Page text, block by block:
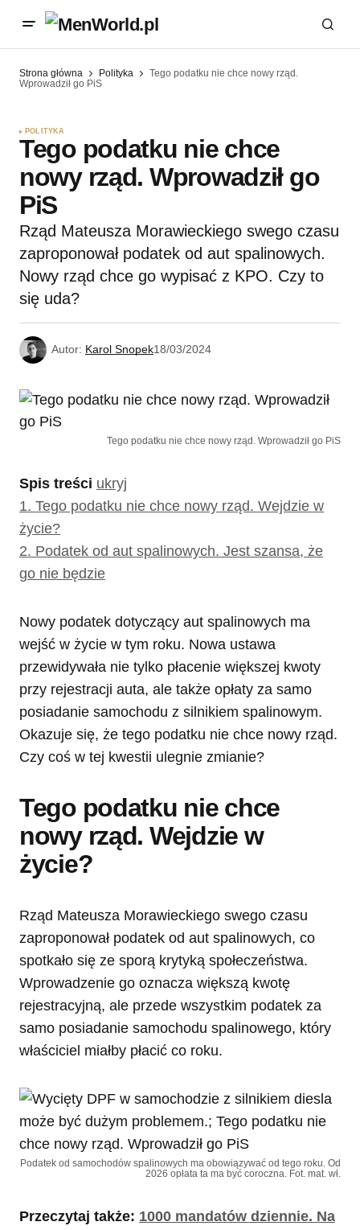
Strona główna Polityka
Tego podatku nie chce nowy rząd.
Wprowadził go PiS
POLITYKA
Tego podatku nie chce
nowy rząd. Wprowadził go
PiS
Rząd Mateusza Morawieckiego swego czasu
zaproponował podatek od aut spalinowych.
Nowy rząd chce go wypisać z KPO. Czy to
się uda?
Autor: Karol Snopek18/03/2024
Tego podatku nie chce nowy rząd. Wprowadził go PiS
Spis treści ukryj
1. Tego podatku nie chce nowy rząd. Wejdzie w
życie?
2. Podatek od aut spalinowych. Jest szansa, że
go nie będzie
Nowy podatek dotyczący aut spalinowych ma
wejść w życie w tym roku. Nowa ustawa
przewidywała nie tylko płacenie większej kwoty
przy rejestracji auta, ale także opłaty za samo
posiadanie samochodu z silnikiem spalinowym.
Okazuje się, że tego podatku nie chce nowy rząd.
Czy coś w tej kwestii ulegnie zmianie?
Tego podatku nie chce
nowy rząd. Wejdzie w
życie?
Rząd Mateusza Morawieckiego swego czasu
zaproponował podatek od aut spalinowych, co
spotkało się ze sporą krytyką społeczeństwa.
Wprowadzenie go oznacza większą kwotę
rejestracyjną, ale przede wszystkim podatek za
samo posiadanie samochodu spalinowego, który
właściciel miałby płacić co roku.
Podatek od samochodów spalinowych ma obowiązywać od tego roku. Od
2026 opłata ta ma być coroczna. Fot. mat. wł.
Przeczytaj także: 1000 mandatów dziennie. Na